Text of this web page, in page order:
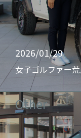
2026/01/29
女子ゴルファー
Other